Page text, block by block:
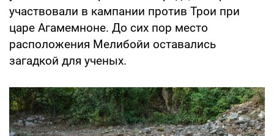
участвовали в кампании против Трои при
царе Агамемноне. До сих пор место
расположения Мелибойи оставались
загадкой для ученых.